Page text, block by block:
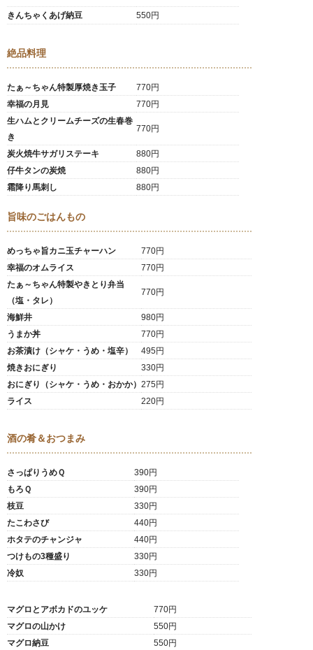
きんちゃくあげ納豆 550円
絶品料理
たぁ～ちゃん特製厚焼き玉子
770円
幸福の月見
770円
生ハムとクリームチーズの生春巻
き
770円
炭火焼牛サガリステーキ
880円
仔牛タンの炭焼
880円
霜降り馬刺し
880円
旨味のごはんもの
めっちゃ旨カニ玉チャーハン
770円
幸福のオムライス
770円
たぁ～ちゃん特製やきとり弁当
（塩・タレ）
770円
海鮮井
980円
うまか丼
770円
お茶漬け（シャケ・うめ・塩辛）
495円
焼きおにぎり
330円
おにぎり（シャケ・うめ・おかか） 275円
ライス
220円
酒の肴＆おつまみ
さっぱりうめＱ
390円
もろＱ
390円
枝豆
330円
たこわさび
440円
ホタテのチャンジャ
440円
つけもの3種盛り
330円
冷奴
330円
マグロとアボカドのユッケ
770円
マグロの山かけ
550円
マグロ納豆
550円